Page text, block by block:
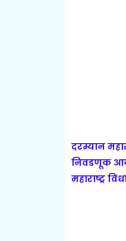
दरम्यान
निवडणूक
महाराष्ट्र